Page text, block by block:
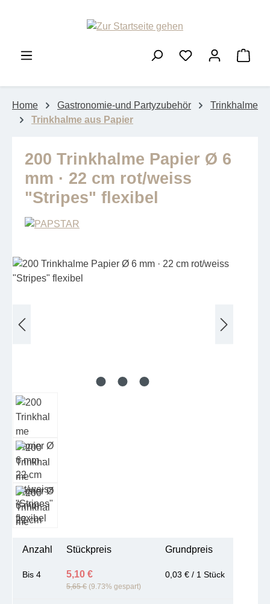
Home Gastronomie-und Partyzubehör
Trinkhalme
Trinkhalme aus Papier
200 Trinkhalme Papier Ø 6
mm · 22 cm rot/weiss
"Stripes" flexibel
Bildergalerie überspringen
Anzahl Stückpreis Grundpreis
Bis 4 5,10 €
5,65 € (9.73% gespart)
0,03 € / 1 Stück